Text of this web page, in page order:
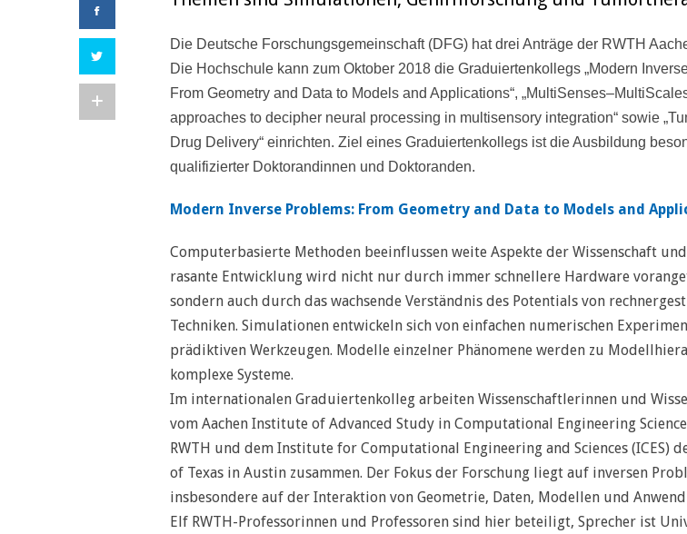
Die Deutsche Forschungsgemeinschaft (DFG) hat drei Anträge der RWTH
Die Hochschule kann zum Oktober 2018 die Graduiertenkollegs „Modern
From Geometry and Data to Models and Applications“,
approaches to decipher neural processing in multisensory integration“ sowie
Drug Delivery“ einrichten. Ziel eines Graduiertenkollegs ist die Ausbildung
qualifizierter Doktorandinnen und Doktoranden.
Modern Inverse Problems: From Geometry and Data to Models and
Computerbasierte Methoden beeinflussen weite Aspekte der Wissenschaft
rasante Entwicklung wird nicht nur durch immer schnellere Hardware
sondern auch durch das wachsende Verständnis des Potentials von
Techniken. Simulationen entwickeln sich von einfachen numerischen
prädiktiven Werkzeugen. Modelle einzelner Phänomene werden zu
komplexe Systeme.
Im internationalen Graduiertenkolleg arbeiten Wissenschaftlerinnen und
vom Aachen Institute of Advanced Study in Computational Engineering Science
RWTH und dem Institute for Computational Engineering and Sciences (ICES)
of Texas in Austin zusammen. Der Fokus der Forschung liegt auf inversen
insbesondere auf der Interaktion von Geometrie, Daten, Modellen und
Elf RWTH-Professorinnen und Professoren sind hier beteiligt, Sprecher ist